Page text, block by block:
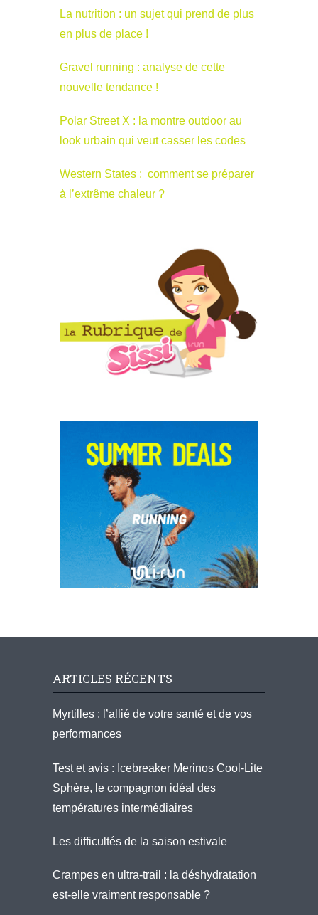
La nutrition : un sujet qui prend de plus
en plus de place !
Gravel running : analyse de cette
nouvelle tendance !
Polar Street X : la montre outdoor au
look urbain qui veut casser les codes
Western States : comment se préparer
à l’extrême chaleur ?
ARTICLES RÉCENTS
Myrtilles : l’allié de votre santé et de vos
performances
Test et avis : Icebreaker Merinos Cool-Lite
Sphère, le compagnon idéal des
températures intermédiaires
Les difficultés de la saison estivale
Crampes en ultra-trail : la déshydratation
est-elle vraiment responsable ?